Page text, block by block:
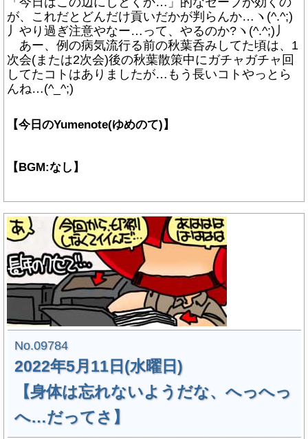
が、これだとどんだけ貢いだかが判らんか…ヽ(^.^;)
丿やり過ぎ注意やなー…って、やるのか?ヽ(^.^;)丿
あー、例の病気流行る前の秋葉呑みしてた頃は、1
次会(または2次会)後の秋葉散策中にガチャガチャ回
してたコトはありましたが…もう長いコトやっとら
んね…(^_^;)
【今日のYumenote(ゆめのて)】
【BGM:なし】
No.09784
2022年5月11日(水曜日)
【身体は忘れないようだな、へっへっ
へ…だってさ】